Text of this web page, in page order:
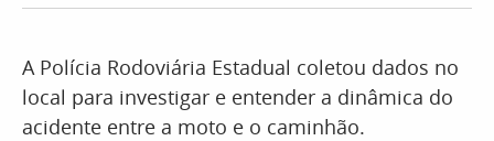
A Polícia Rodoviária Estadual coletou dados no
local para investigar e entender a dinâmica do
acidente entre a moto e o caminhão.